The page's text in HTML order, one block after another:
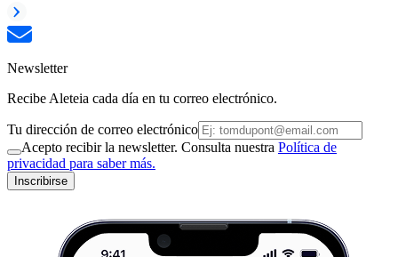
Newsletter
Recibe Aleteia cada día en tu correo electrónico.
Tu dirección de correo electrónico
Acepto recibir la newsletter. Consulta nuestra Política de
privacidad para saber más.
Inscribirse